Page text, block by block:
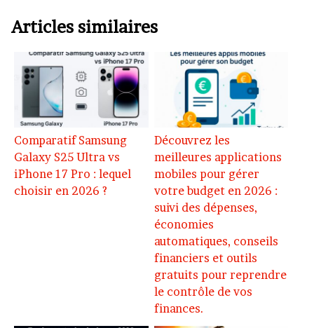
Articles similaires
Comparatif Samsung
Galaxy S25 Ultra vs
iPhone 17 Pro : lequel
choisir en 2026 ?
Découvrez les
meilleures applications
mobiles pour gérer
votre budget en 2026 :
suivi des dépenses,
économies
automatiques, conseils
financiers et outils
gratuits pour reprendre
le contrôle de vos
finances.